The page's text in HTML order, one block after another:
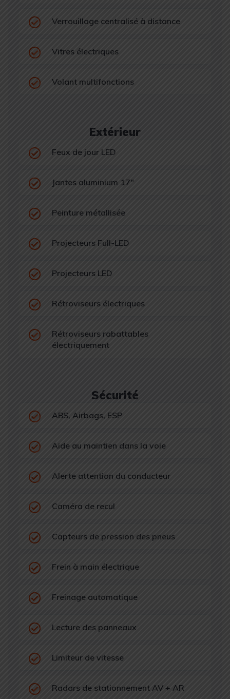
Verrouillage centralisé à distance
Vitres électriques
Volant multifonctions
Extérieur
Feux de jour LED
Jantes aluminium 17"
Peinture métallisée
Projecteurs Full-LED
Projecteurs LED
Rétroviseurs électriques
Rétroviseurs rabattables
électriquement
Sécurité
ABS, Airbags, ESP
Aide au maintien dans la voie
Alerte attention du conducteur
Caméra de recul
Capteurs de pression des pneus
Frein à main électrique
Freinage automatique
Lecture des panneaux
Limiteur de vitesse
Radars de stationnement AV + AR